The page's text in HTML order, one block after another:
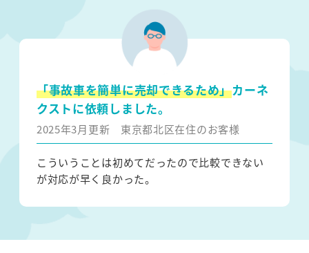
「事故車を簡単に売却できるため」カーネ
クストに依頼しました。
2025年3月更新 東京都北区在住のお客様
こういうことは初めてだったので比較できない
が対応が早く良かった。